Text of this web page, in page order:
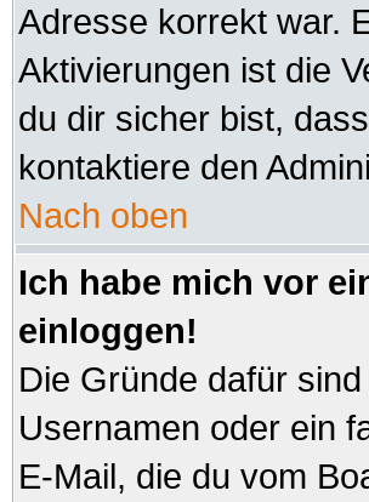
Adresse korrekt war.
Aktivierungen ist die
du dir sicher bist,
kontaktiere den
Nach oben
Ich habe mich vor
einloggen!
Die Gründe dafür
Usernamen oder ein
E-Mail, die du vom